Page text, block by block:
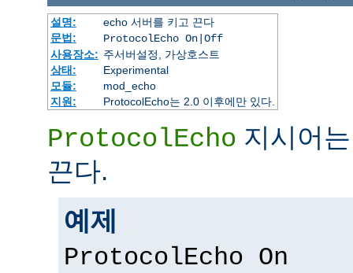
설명:
echo 서버를 키고 끈다
문법:
ProtocolEcho On|Off
사용장소: 주서버설정, 가상호스트
상태:
Experimental
모듈:
mod_echo
지원:
ProtocolEcho는 2.0 이후에만 있다.
ProtocolEcho 지시어
끈다.
예제
ProtocolEcho On